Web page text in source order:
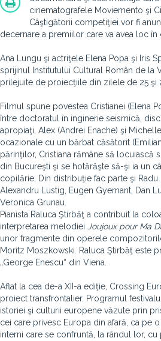
cinematografele Moviemento şi
Câştigătorii competiţiei vor fi
decernare a premiilor care va avea loc în
Ana Lungu şi actriţele Elena Popa şi Iris
sprijinul Institutului Cultural Român de la
prilejuite de proiecţiile din zilele de 25 şi
Filmul spune povestea Cristianei (Elena
între doctoratul în inginerie seismică,
apropiaţi, Alex (Andrei Enache) şi
ocazionale cu un bărbat căsătorit
părinţilor, Cristiana rămâne să locuiască
din Bucureşti şi se hotărăşte să-şi ia un
copilărie. Din distribuţie fac parte şi Radu
Alexandru Lustig, Eugen Gyemant, Dan
Veronica Grunau.
Pianista Raluca Ştirbăţ a contribuit la
interpretarea melodiei Joujoux pour Ma
unor fragmente din operele
Moritz Moszkowski. Raluca Ştirbăţ este
„George Enescu“ din Viena.
Aflat la cea de-a XII-a ediţie, Crossing
proiect transfrontalier. Programul
istoriei şi culturii europene văzute prin
cei care privesc Europa din afară, ca pe
interni care se confruntă, la rândul lor,